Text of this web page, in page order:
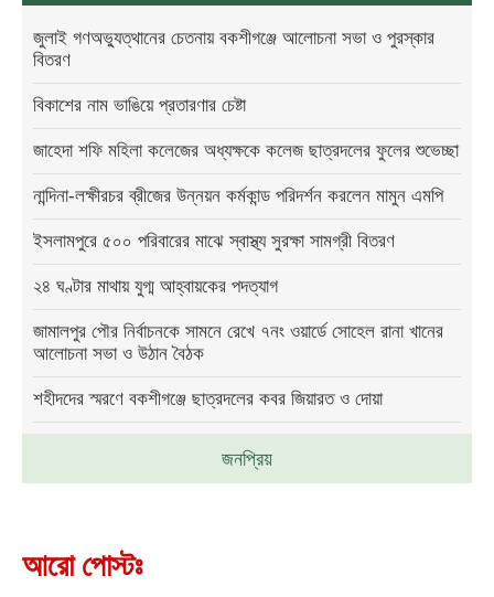
জনপ্রিয়
জুলাই গণঅভ্যুত্থানের চেতনায় বকশীগঞ্জে আলোচনা সভা ও পুরস্কার
বিতরণ
বিকাশের নাম ভাঙিয়ে প্রতারণার চেষ্টা
জাহেদা শফি মহিলা কলেজের অধ্যক্ষকে কলেজ ছাত্রদলের ফুলের শুভেচ্ছা
নান্দিনা-লক্ষীরচর ব্রীজের উন্নয়ন কর্মকান্ড পরিদর্শন করলেন মামুন এমপি
ইসলামপুরে ৫০০ পরিবারের মাঝে স্বাস্থ্য সুরক্ষা সামগ্রী বিতরণ
২৪ ঘণ্টার মাথায় যুগ্ম আহ্বায়কের পদত্যাগ
জামালপুর পৌর নির্বাচনকে সামনে রেখে ৭নং ওয়ার্ডে সোহেল রানা খানের
আলোচনা সভা ও উঠান বৈঠক
শহীদদের স্মরণে বকশীগঞ্জে ছাত্রদলের কবর জিয়ারত ও দোয়া
আরো পোস্টঃ